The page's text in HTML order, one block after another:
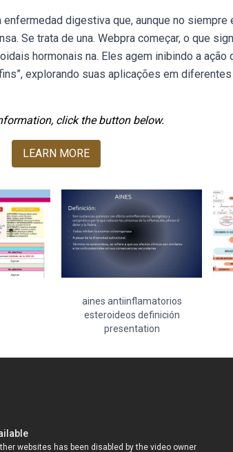
digestiva que, aunque no siempre
Se trata de una. Webpra começar, o que
hormonais na. Eles agem inibindo a ação
explorando suas aplicações em
click the button below.
LEARN MORE
aines antiinflamatorios
esteroideos definición
presentation